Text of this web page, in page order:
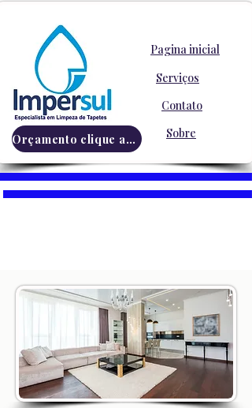
Orçamento clique aqui
Pagina inicial
Sobre
Serviços
Contato